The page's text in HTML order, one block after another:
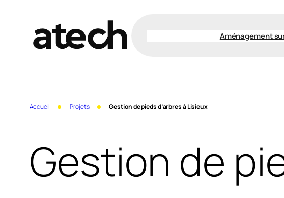
contenu
Aménagement
Accueil Projets Gestion de pieds d’arbres à Lisieux
Gestion de